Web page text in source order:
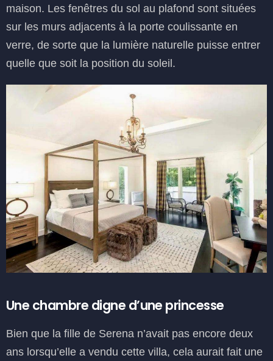
maison. Les fenêtres du sol au plafond sont situées
sur les murs adjacents à la porte coulissante en
verre, de sorte que la lumière naturelle puisse entrer
quelle que soit la position du soleil.
Une chambre digne d’une princesse
Bien que la fille de Serena n’avait pas encore deux
ans lorsqu’elle a vendu cette villa, cela aurait fait une